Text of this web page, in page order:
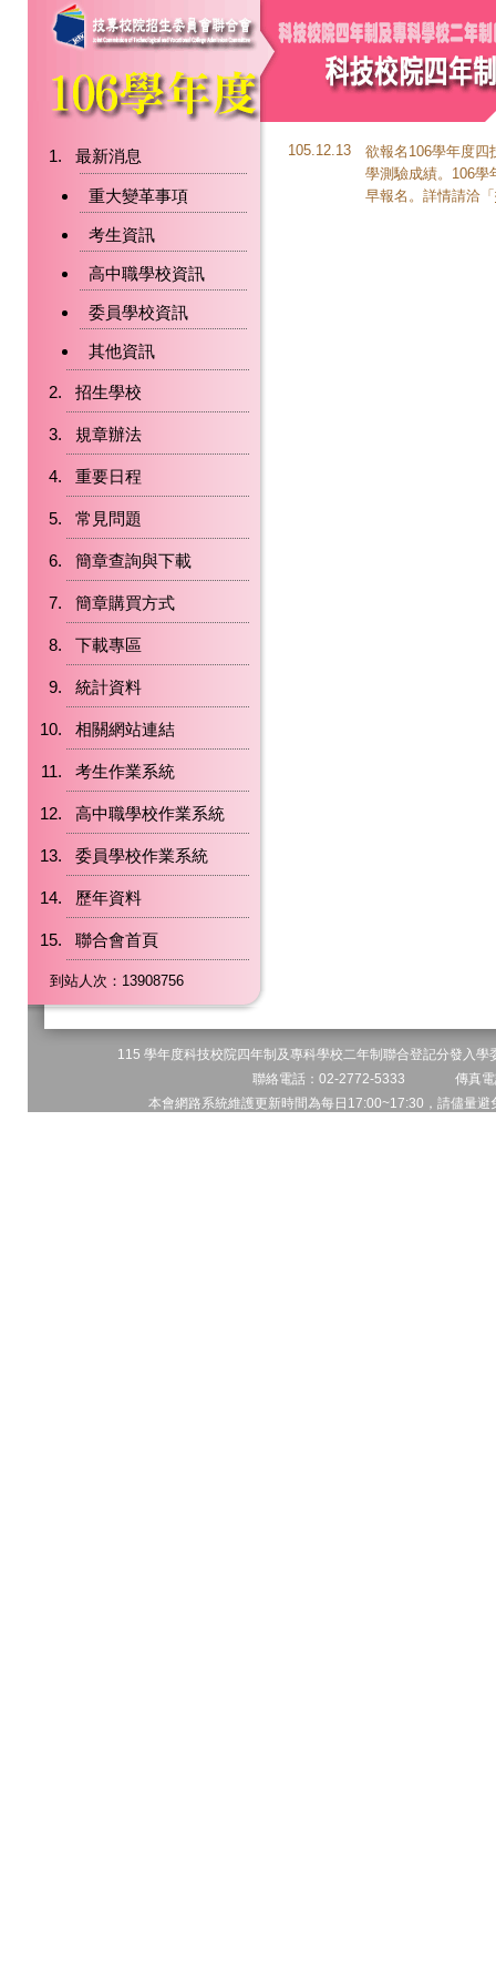
最新消息
重大變革事項
考生資訊
高中職學校資訊
委員學校資訊
其他資訊
招生學校
規章辦法
重要日程
常見問題
簡章查詢與下載
簡章購買方式
下載專區
統計資料
相關網站連結
考生作業系統
高中職學校作業系統
委員學校作業系統
歷年資料
聯合會首頁
到站人次：13908756
105.12.13
欲報名106學年度四
學測驗成績。106學
早報名。詳情請洽「
115 學年度科技校院四年制及專科學校二年制聯合登記分發
聯絡電話：02-2772-5333 傳真
本會網路系統維護更新時間為每日17:00~17:30，請儘量